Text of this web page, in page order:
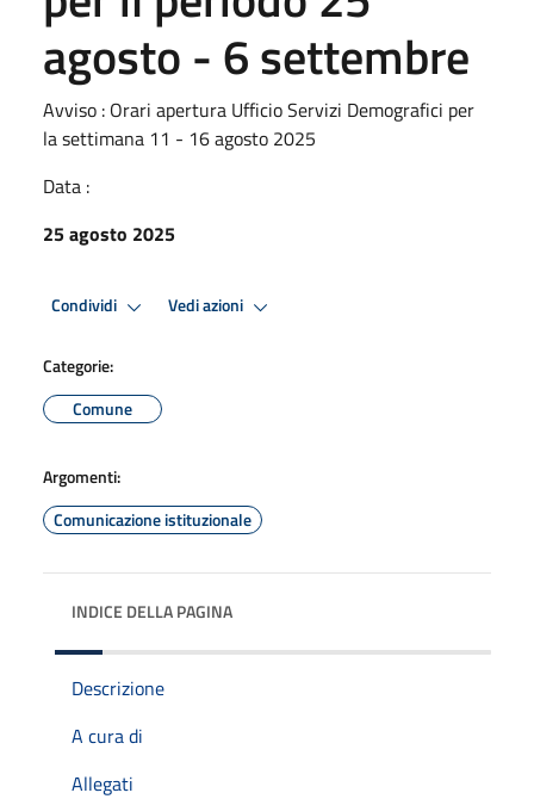
agosto - 6 settembre
Avviso : Orari apertura Ufficio Servizi Demografici per
la settimana 11 - 16 agosto 2025
Data :
25 agosto 2025
Condividi Vedi azioni
Categorie:
Comune
Argomenti:
Comunicazione istituzionale
INDICE DELLA PAGINA
Descrizione
A cura di
Allegati